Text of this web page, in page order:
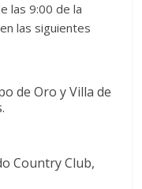
las 9:00 de la
las siguientes
de Oro y Villa de
Country Club,